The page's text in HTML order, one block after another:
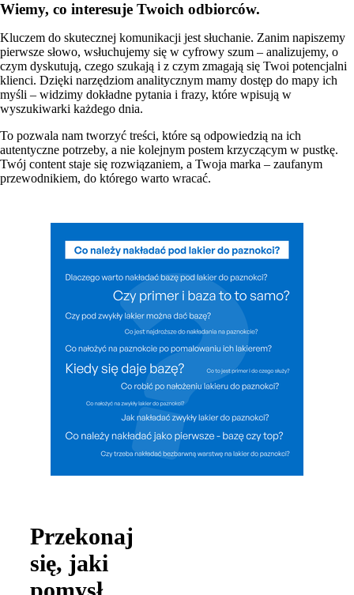
Wiemy, co interesuje Twoich odbiorców.
Kluczem do skutecznej komunikacji jest słuchanie. Zanim napiszemy
pierwsze słowo, wsłuchujemy się w cyfrowy szum – analizujemy, o
czym dyskutują, czego szukają i z czym zmagają się Twoi potencjalni
klienci. Dzięki narzędziom analitycznym mamy dostęp do mapy ich
myśli – widzimy dokładne pytania i frazy, które wpisują w
wyszukiwarki każdego dnia.
To pozwala nam tworzyć treści, które są odpowiedzią na ich
autentyczne potrzeby, a nie kolejnym postem krzyczącym w pustkę.
Twój content staje się rozwiązaniem, a Twoja marka – zaufanym
przewodnikiem, do którego warto wracać.
Przekonaj
się, jaki